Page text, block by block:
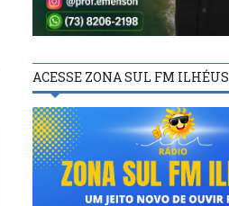
ACESSE ZONA SUL FM ILHÉUS